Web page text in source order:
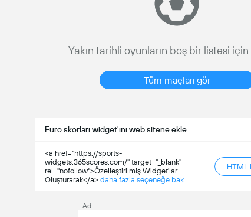
Yakın tarihli oyunların boş bir listesi
Tüm maçları gör
Euro skorları widget'ını web sitene ekle
<a href="https://sports-
widgets.365scores.com/" target="_blank"
rel="nofollow">Özelleştirilmiş Widget'lar
Oluşturarak</a> daha fazla seçeneğe bak
HTML
Ad